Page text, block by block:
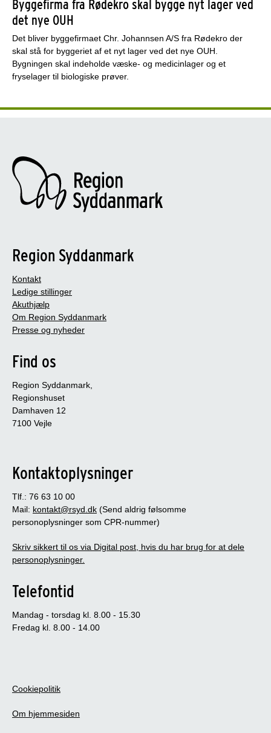
Byggefirma fra Rødekro skal bygge nyt lager ved
det nye OUH
Det bliver byggefirmaet Chr. Johannsen A/S fra Rødekro der
skal stå for byggeriet af et nyt lager ved det nye OUH.
Bygningen skal indeholde væske- og medicinlager og et
fryselager til biologiske prøver.
Region Syddanmark
Kontakt
Ledige stillinger
Akuthjælp
Om Region Syddanmark
Presse og nyheder
Find os
Region Syddanmark,
Regionshuset
Damhaven 12
7100 Vejle
Kontaktoplysninger
Tlf.: 76 63 10 00
Mail: kontakt@rsyd.dk (Send aldrig følsomme
personoplysninger som CPR-nummer)
Skriv sikkert til os via Digital post, hvis du har brug for at dele
personoplysninger.
Telefontid
Mandag - torsdag kl. 8.00 - 15.30
Fredag kl. 8.00 - 14.00
Cookiepolitik
Om hjemmesiden